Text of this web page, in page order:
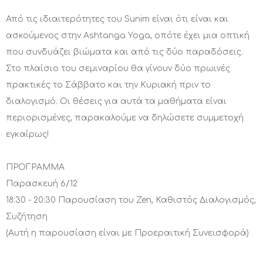
Από τις ιδιαιτερότητες του Sunim είναι ότι είναι και
ασκούμενος στην Ashtanga Yoga, οπότε έχει μια οπτική
που συνδυάζει βιώματα και από τις δύο παραδόσεις.
Στο πλαίσιο του σεμιναρίου θα γίνουν δύο πρωινές
πρακτικές το Σάββατο και την Κυριακή πριν το
διαλογισμό. Οι θέσεις για αυτά τα μαθήματα είναι
περιορισμένες, παρακαλούμε να δηλώσετε συμμετοχή
εγκαίρως!
ΠΡΟΓΡΑΜΜΑ
Παρασκευή 6/12
18:30 - 20:30 Παρουσίαση του Zen, Καθιστός Διαλογισμός,
Συζήτηση
(Αυτή η παρουσίαση είναι με Προεραιτική Συνεισφορά)